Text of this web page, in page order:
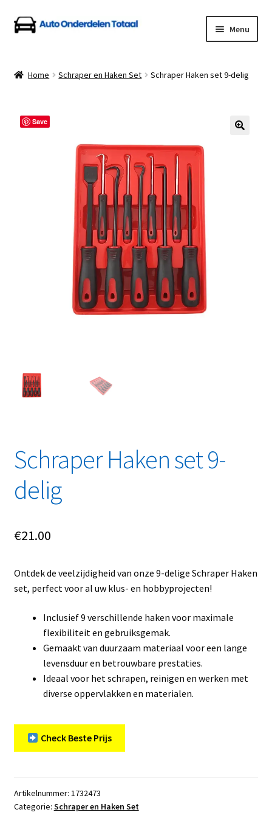
Ga
door
navigatie
Ga
naar
inhoud
Menu
Auto Onderdelen Shop
Betalen en Verzenden
Klantenservice
Overzicht
Videos
Home Schraper en Haken Set Schraper Haken set 9-delig
Save
Schraper Haken set 9-
delig
€21.00
Ontdek de veelzijdigheid van onze 9-delige Schraper Haken
set, perfect voor al uw klus- en hobbyprojecten!
Inclusief 9 verschillende haken voor maximale
flexibiliteit en gebruiksgemak.
Gemaakt van duurzaam materiaal voor een lange
levensduur en betrouwbare prestaties.
Ideaal voor het schrapen, reinigen en werken met
diverse oppervlakken en materialen.
Check Beste Prijs
Artikelnummer: 1732473
Categorie: Schraper en Haken Set